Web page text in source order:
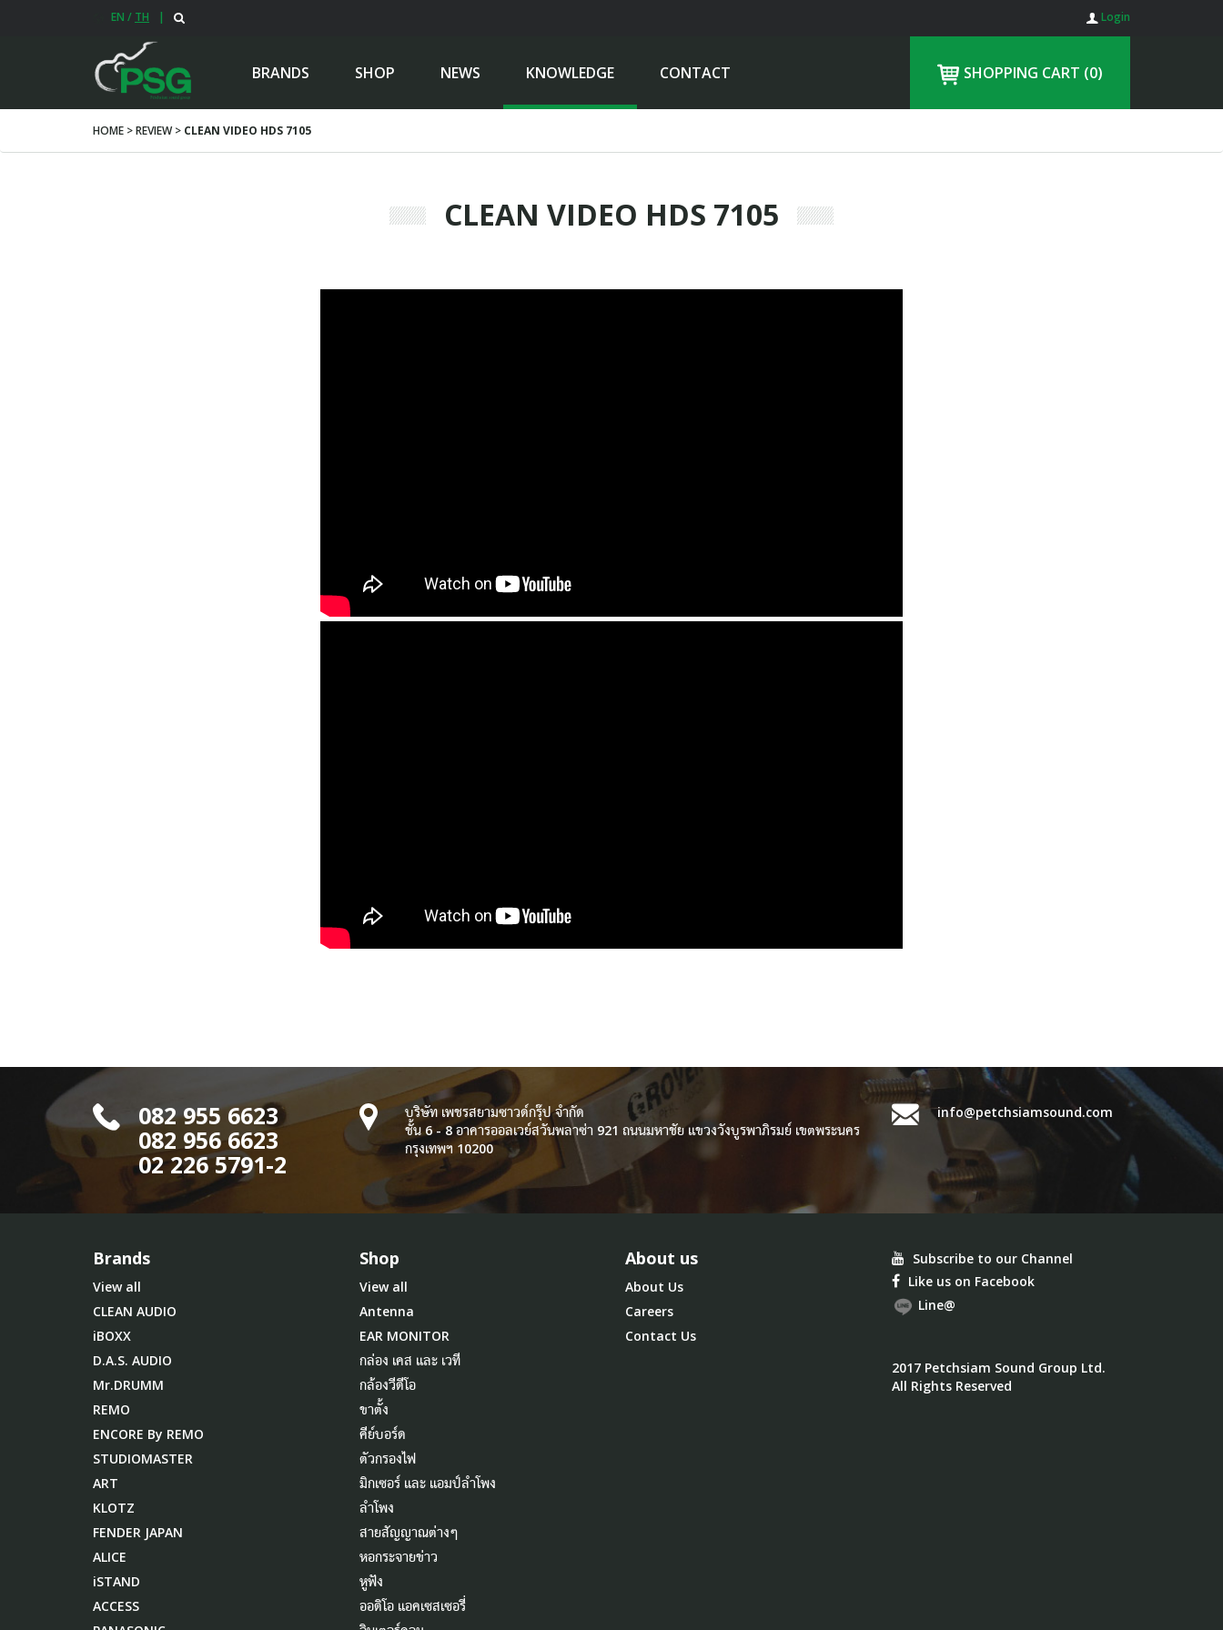
EN / TH | Login
BRANDS SHOP NEWS KNOWLEDGE CONTACT SHOPPING CART (0)
HOME > REVIEW > CLEAN VIDEO HDS 7105
CLEAN VIDEO HDS 7105
082 955 6623
082 956 6623
02 226 5791-2
บริษัท เพชรสยามซาวด์กรุ๊ป จำกัด
ชั้น 6 - 8 อาคารออลเวย์สวันพลาซ่า 921 ถนนมหาชัย แขวงวังบูรพาภิรมย์ เขตพระนคร
กรุงเทพฯ 10200
info@petchsiamsound.com
Brands
View all
CLEAN AUDIO
iBOXX
D.A.S. AUDIO
Mr.DRUMM
REMO
ENCORE By REMO
STUDIOMASTER
ART
KLOTZ
FENDER JAPAN
ALICE
iSTAND
ACCESS
Shop
View all
Antenna
EAR MONITOR
กล่อง เคส และ เวที
กล้องวีดีโอ
ขาตั้ง
คีย์บอร์ด
ตัวกรองไฟ
มิกเซอร์ และ แอมป์ลำโพง
ลำโพง
สายสัญญาณต่างๆ
หอกระจายข่าว
หูฟัง
ออดิโอ แอคเซสเซอรี่
About us
About Us
Careers
Contact Us
Subscribe to our Channel
Like us on Facebook
Line@
2017 Petchsiam Sound Group Ltd.
All Rights Reserved